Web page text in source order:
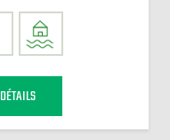
DÉTAILS